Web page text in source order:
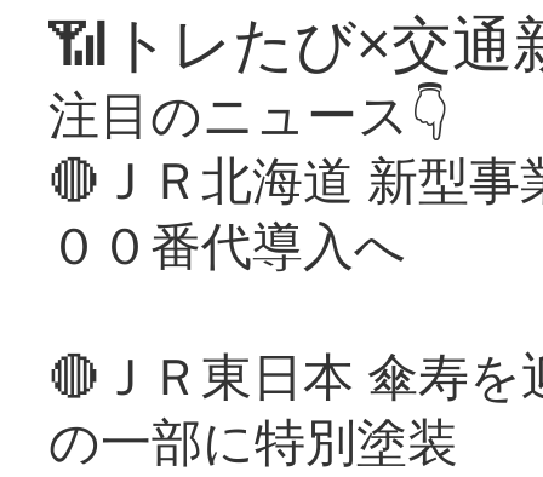
📶トレたび×交通
注目のニュース👇
🔴ＪＲ北海道 新型
００番代導入へ
🔴ＪＲ東日本 傘寿
の一部に特別塗装